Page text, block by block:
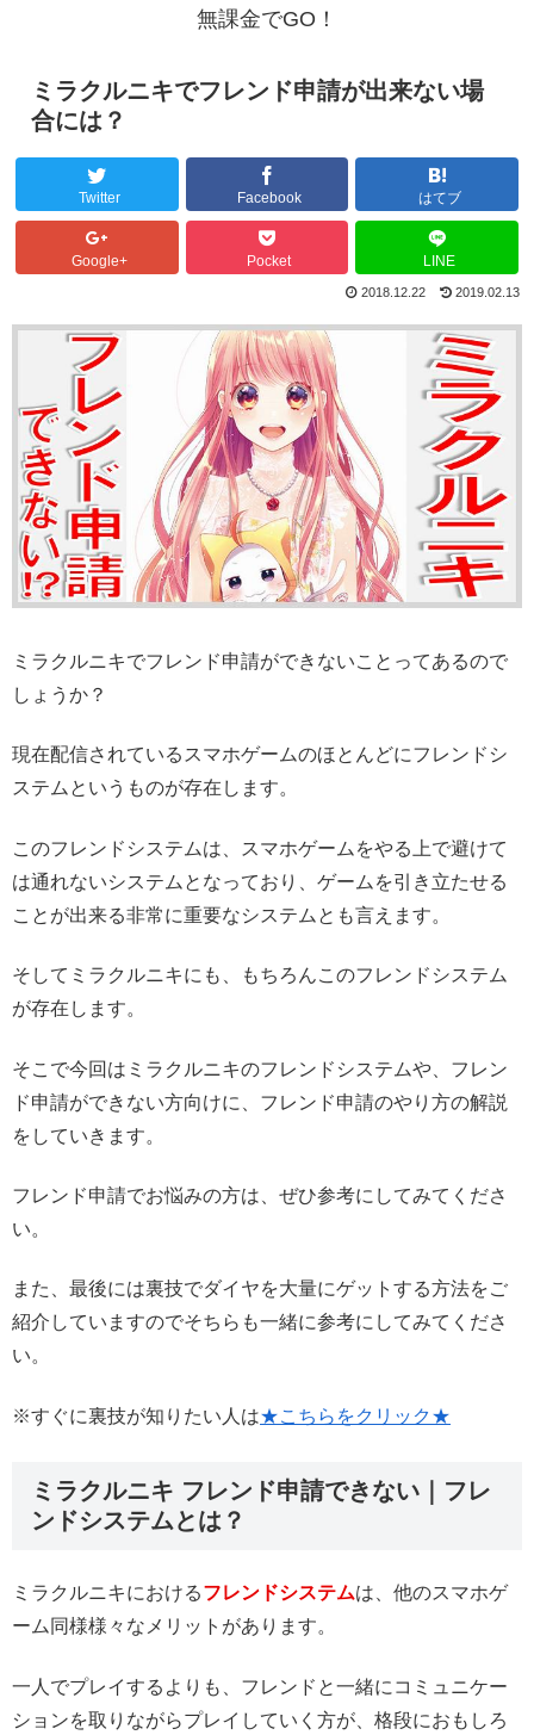
無課金でGO！
ミラクルニキでフレンド申請が出来ない場
合には？
Twitter Facebook はてブ
Google+ Pocket LINE
2018.12.22 2019.02.13
ミラクルニキでフレンド申請ができないことってあるので
しょうか？
現在配信されているスマホゲームのほとんどにフレンドシ
ステムというものが存在します。
このフレンドシステムは、スマホゲームをやる上で避けて
は通れないシステムとなっており、ゲームを引き立たせる
ことが出来る非常に重要なシステムとも言えます。
そしてミラクルニキにも、もちろんこのフレンドシステム
が存在します。
そこで今回はミラクルニキのフレンドシステムや、フレン
ド申請ができない方向けに、フレンド申請のやり方の解説
をしていきます。
フレンド申請でお悩みの方は、ぜひ参考にしてみてくださ
い。
また、最後には裏技でダイヤを大量にゲットする方法をご
紹介していますのでそちらも一緒に参考にしてみてくださ
い。
※すぐに裏技が知りたい人は★こちらをクリック★
ミラクルニキ フレンド申請できない｜フレ
ンドシステムとは？
ミラクルニキにおけるフレンドシステムは、他のスマホゲ
ーム同様様々なメリットがあります。
一人でプレイするよりも、フレンドと一緒にコミュニケー
ションを取りながらプレイしていく方が、格段におもしろ